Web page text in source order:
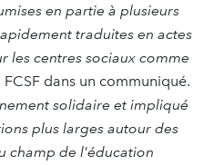
en partie à plusieurs
traduites en actes
les centres sociaux comme
FCSF dans un communiqué.
solidaire et impliqué
plus larges autour des
champ de l'éducation